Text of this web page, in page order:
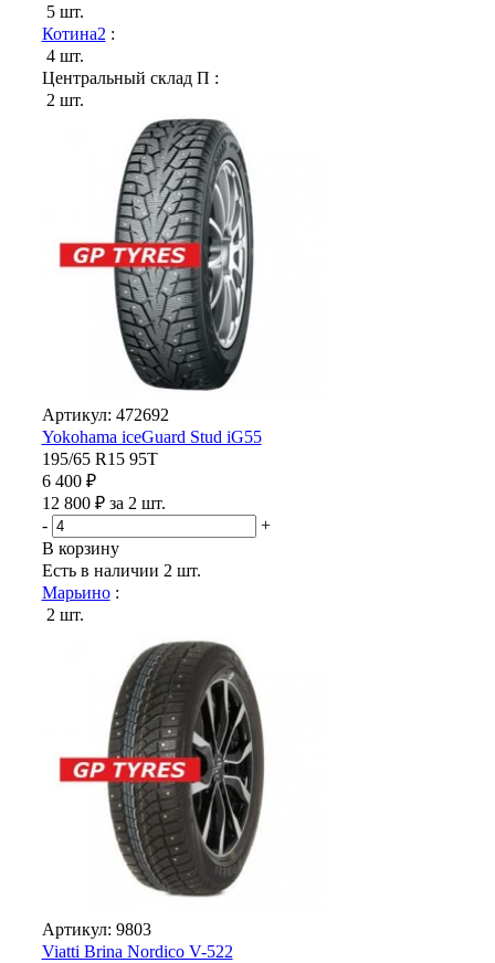
5 шт.
Котина2 :
4 шт.
Центральный склад П :
2 шт.
Артикул: 472692
Yokohama iceGuard Stud iG55
195/65 R15 95T
6 400 ₽
12 800 ₽ за 2 шт.
-
+
В корзину
Есть в наличии 2 шт.
Марьино:
2 шт.
Артикул: 9803
Viatti Brina Nordico V-522